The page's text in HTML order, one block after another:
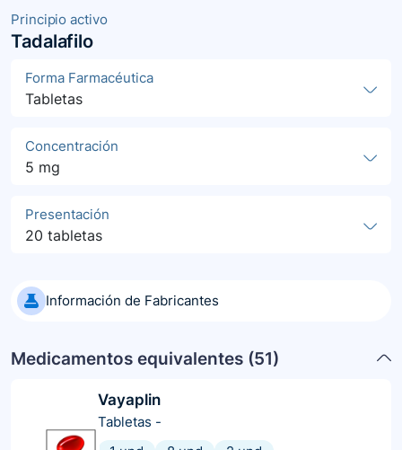
Principio activo
Tadalafilo
Forma Farmacéutica
Tabletas
Concentración
5 mg
Presentación
20 tabletas
Información de Fabricantes
Medicamentos equivalentes (51)
Vayaplin
Tabletas -